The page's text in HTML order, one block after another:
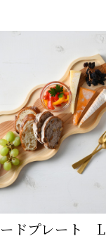
ドプレート L